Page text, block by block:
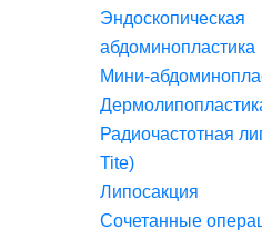
Эндоскопическая
абдоминопластика
Мини-
Радиочастотная
Tite)
Липосакция
Сочетанные